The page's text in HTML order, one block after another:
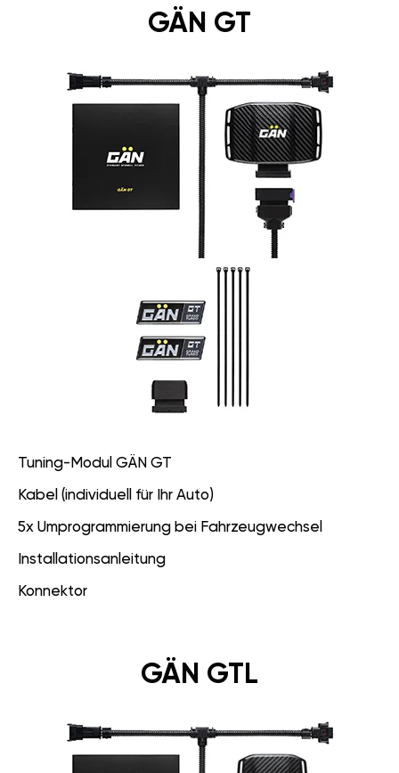
GÄN GT
Tuning-Modul GÄN GT
Kabel (individuell für Ihr Auto)
5x Umprogrammierung bei Fahrzeugwechsel
Installationsanleitung
Konnektor
GÄN GTL